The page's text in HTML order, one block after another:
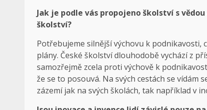
Jak je podle vás propojeno školství s
školství?
Potřebujeme silnější výchovu k
plány. České školství dlouhodobě vychází z
samozřejmě zcela proti výchově k
že se to posouvá. Na svých cestách se
zázemí jak na svých školách, tak například v